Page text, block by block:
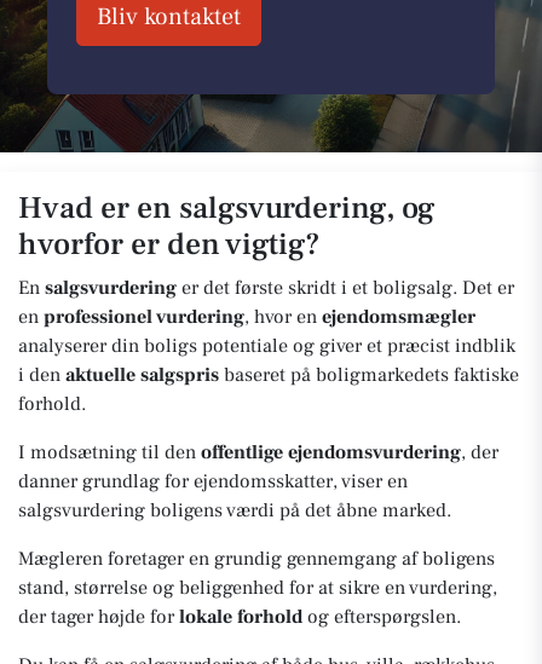
Bliv kontaktet
Hvad er en salgsvurdering, og
hvorfor er den vigtig?
En salgsvurdering er det første skridt i et boligsalg. Det er
en professionel vurdering, hvor en ejendomsmægler
analyserer din boligs potentiale og giver et præcist indblik
i den aktuelle salgspris baseret på boligmarkedets faktiske
forhold.
I modsætning til den offentlige ejendomsvurdering, der
danner grundlag for ejendomsskatter, viser en
salgsvurdering boligens værdi på det åbne marked.
Mægleren foretager en grundig gennemgang af boligens
stand, størrelse og beliggenhed for at sikre en vurdering,
der tager højde forlokale forhold og efterspørgslen.